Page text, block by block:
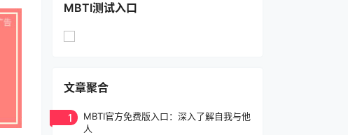
MBTI测试入口
文章聚合
1
MBTI官方免费版入口：深入了解自我与他
人